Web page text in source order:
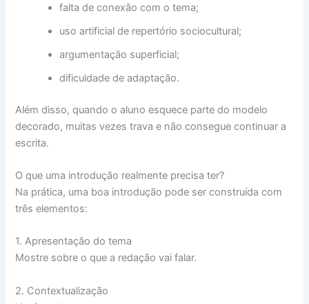
falta de conexão com o tema;
uso artificial de repertório sociocultural;
argumentação superficial;
dificuldade de adaptação.
Além disso, quando o aluno esquece parte do modelo
decorado, muitas vezes trava e não consegue continuar a
escrita.
O que uma introdução realmente precisa ter?
Na prática, uma boa introdução pode ser construída com
três elementos:
1. Apresentação do tema
Mostre sobre o que a redação vai falar.
2. Contextualização